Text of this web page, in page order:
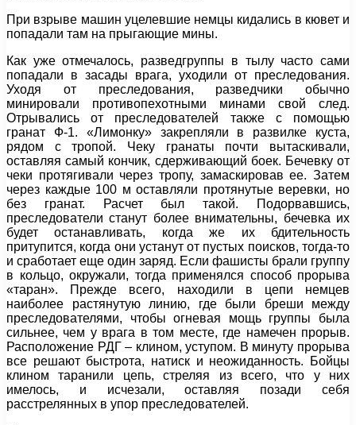
При взрыве машин уцелевшие немцы кидались в кювет и
попадали там на прыгающие мины.
Как уже отмечалось, разведгруппы в тылу часто сами
попадали в засады врага, уходили от преследования.
Уходя от преследования, разведчики обычно
минировали противопехотными минами свой след.
Отрывались от преследователей также с помощью
гранат Ф-1. «Лимонку» закрепляли в развилке куста,
рядом с тропой. Чеку гранаты почти вытаскивали,
оставляя самый кончик, сдерживающий боек. Бечевку от
чеки протягивали через тропу, замаскировав ее. Затем
через каждые 100 м оставляли протянутые веревки, но
без гранат. Расчет был такой. Подорвавшись,
преследователи станут более внимательны, бечевка их
будет останавливать, когда же их бдительность
притупится, когда они устанут от пустых поисков, тогда-то
и сработает еще один заряд. Если фашисты брали группу
в кольцо, окружали, тогда применялся способ прорыва
«таран». Прежде всего, находили в цепи немцев
наиболее растянутую линию, где были бреши между
преследователями, чтобы огневая мощь группы была
сильнее, чем у врага в том месте, где намечен прорыв.
Расположение РДГ – клином, уступом. В минуту прорыва
все решают быстрота, натиск и неожиданность. Бойцы
клином таранили цепь, стреляя из всего, что у них
имелось, и исчезали, оставляя позади себя
расстрелянных в упор преследователей.